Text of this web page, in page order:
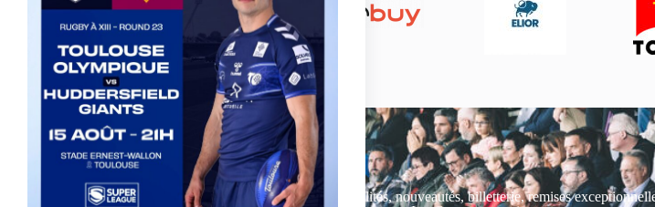
Actualités, nouveautés, billetterie, remises